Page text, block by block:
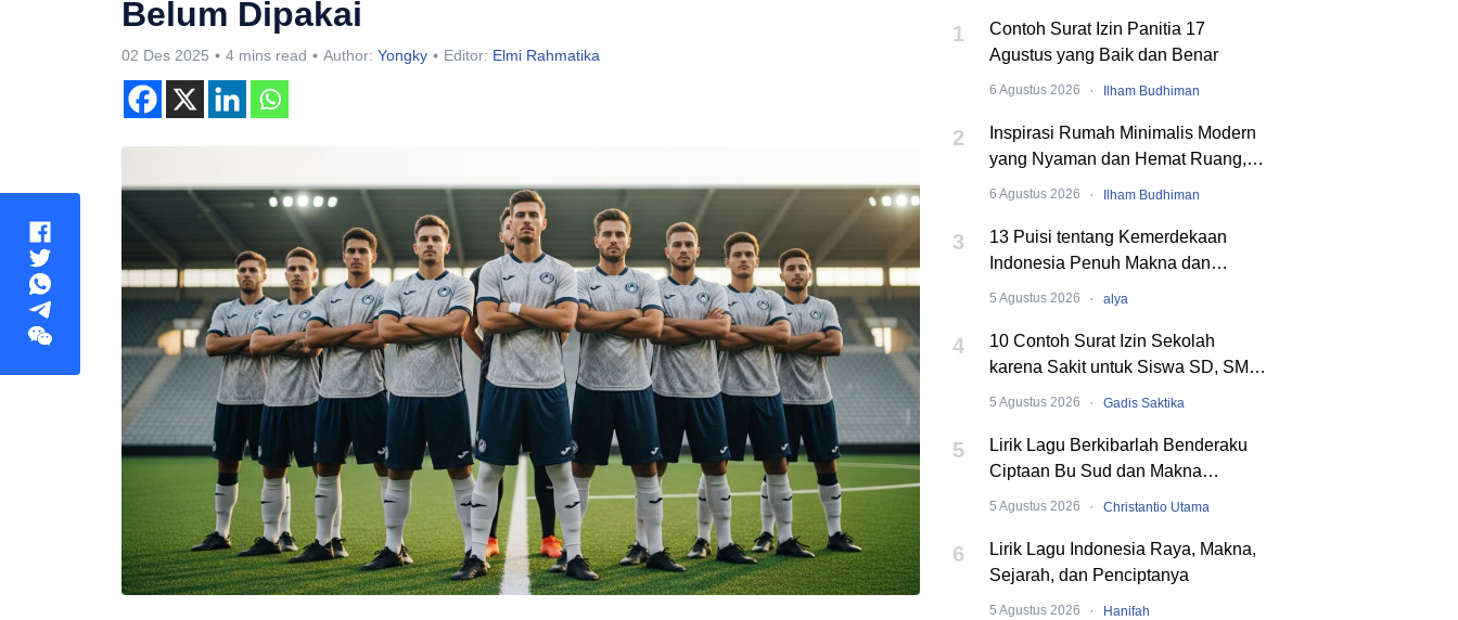
Belum Dipakai
02 Des 2025 4 mins read Author: Yongky Editor: Elmi Rahmatika
1
Contoh Surat Izin Panitia 17
Agustus yang Baik dan Benar
6 Agustus 2026 · Ilham Budhiman
2
Inspirasi Rumah Minimalis Modern
yang Nyaman dan Hemat Ruang,
Begini Cara Merancangnya!
6 Agustus 2026 · Ilham Budhiman
3
13 Puisi tentang Kemerdekaan
Indonesia Penuh Makna dan
Menyentuh Hati
5 Agustus 2026 · alya
4
10 Contoh Surat Izin Sekolah
karena Sakit untuk Siswa SD, SMP,
hingga SMA
5 Agustus 2026 · Gadis Saktika
5
Lirik Lagu Berkibarlah Benderaku
Ciptaan Bu Sud dan Makna
Dibaliknya
5 Agustus 2026 · Christantio Utama
6
Lirik Lagu Indonesia Raya, Makna,
Sejarah, dan Penciptanya
5 Agustus 2026 · Hanifah